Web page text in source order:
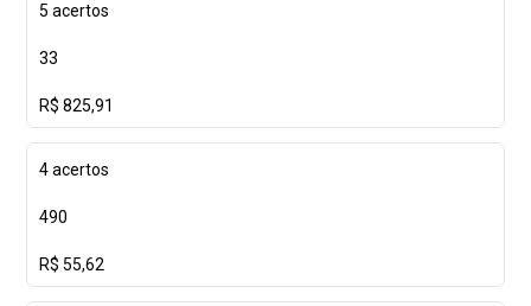
5 acertos
33
R$ 825,91
4 acertos
490
R$ 55,62